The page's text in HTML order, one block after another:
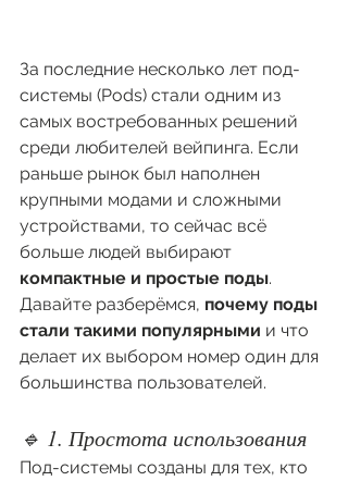
За последние несколько лет под-
системы (Pods) стали одним из
самых востребованных решений
среди любителей вейпинга. Если
раньше рынок был наполнен
крупными модами и сложными
устройствами, то сейчас всё
больше людей выбирают
компактные и простые поды.
Давайте разберёмся, почему поды
стали такими популярными и что
делает их выбором номер один для
большинства пользователей.
🔹 1. Простота использования
Под-системы созданы для тех, кто